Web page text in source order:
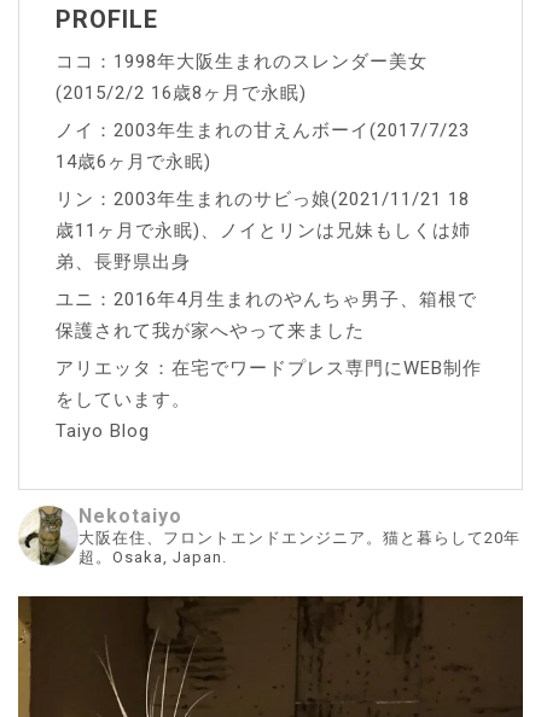
PROFILE
ココ：1998年大阪生まれのスレンダー美女
(2015/2/2 16歳8ヶ月で永眠)
ノイ：2003年生まれの甘えんボーイ(2017/7/23
14歳6ヶ月で永眠)
リン：2003年生まれのサビっ娘(2021/11/21 18
歳11ヶ月で永眠)、ノイとリンは兄妹もしくは姉
弟、長野県出身
ユニ：2016年4月生まれのやんちゃ男子、箱根で
保護されて我が家へやって来ました
アリエッタ：在宅でワードプレス専門にWEB制作
をしています。
Taiyo Blog
Nekotaiyo
大阪在住、フロントエンドエンジニア。猫と暮らして20年
超。Osaka, Japan.